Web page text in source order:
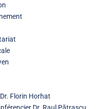
Florin Horhat